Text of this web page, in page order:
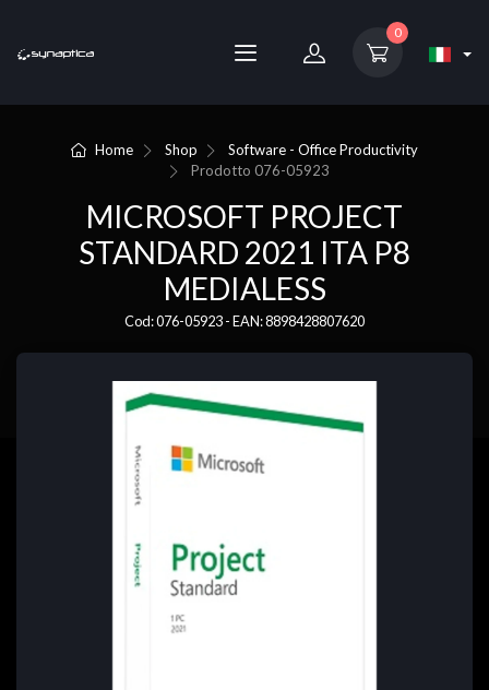
0
Home Shop
Software - Office Productivity
Prodotto 076-05923
MICROSOFT PROJECT
STANDARD 2021 ITA P8
MEDIALESS
Cod: 076-05923 - EAN: 8898428807620